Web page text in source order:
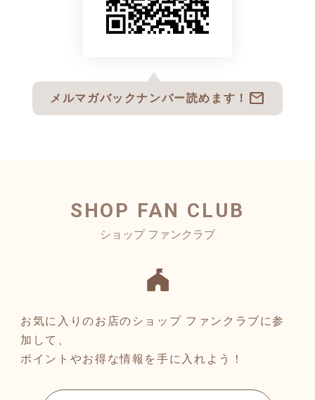
メルマガバックナンバー読めます！ mail
SHOP FAN CLUB
お気に入りのお店のショップ ファンクラブに参
加して、
ポイントやお得な情報を手に入れよう！